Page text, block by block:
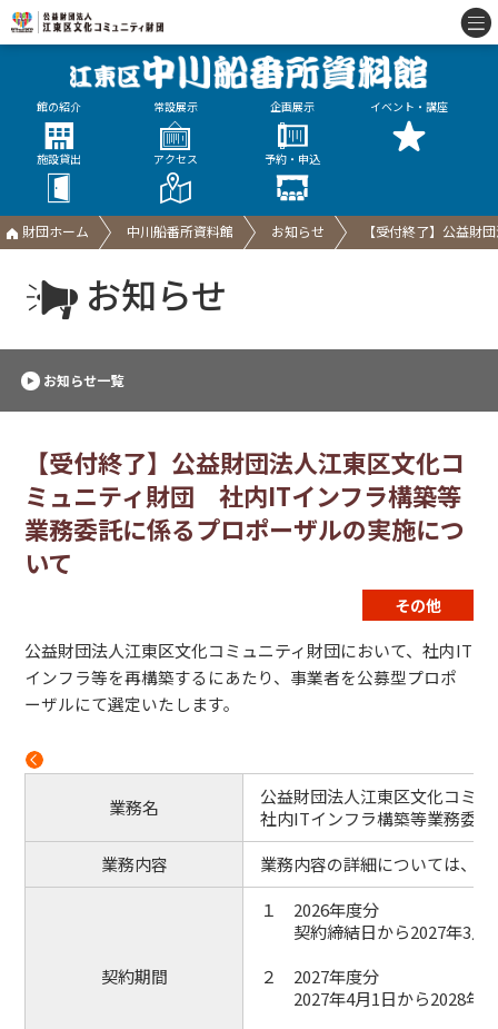
館の紹介 常設展示 企画展示 イベント・講座
施設貸出 アクセス 予約・申込
財団ホーム 中川船番所資料館 お知らせ 【受付終了】公益財
お知らせ
お知らせ一覧
【受付終了】公益財団法人江東区文化コ
ミュニティ財団 社内ITインフラ構築等
業務委託に係るプロポーザルの実施につ
いて
その他
公益財団法人江東区文化コミュニティ財団において、社内IT
インフラ等を再構築するにあたり、事業者を公募型プロポ
ーザルにて選定いたします。
業務名
公益財団法人江東区文化コミ
社内ITインフラ構築等業務委託
業務内容
業務内容の詳細については、
契約期間
１ 2026年度分
契約締結日から2027年3月
２ 2027年度分
2027年4月1日から2028年3